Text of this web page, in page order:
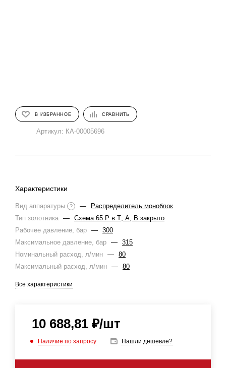
В ИЗБРАННОЕ СРАВНИТЬ
Артикул: КА-00005696
Характеристики
Вид аппаратуры ? —
Распределитель моноблок
Тип золотника — Схема 65 Р в Т; A, B закрыто
Рабочее давление, бар — 300
Максимальное давление, бар — 315
Номинальный расход, л/мин — 80
Максимальный расход, л/мин — 80
Все характеристики
10 688,81 ₽/шт
Наличие по запросу Нашли дешевле?